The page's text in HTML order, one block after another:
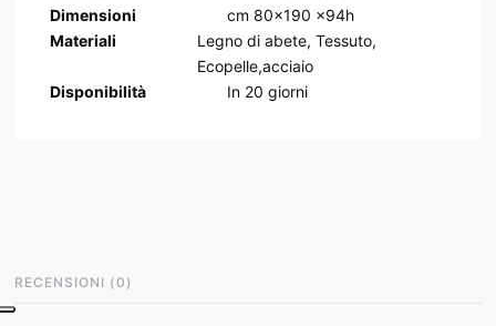
Dimensioni
cm 80x190 x94h
Materiali
Legno di abete, Tessuto,
Ecopelle,acciaio
Disponibilità
In 20 giorni
RECENSIONI (0 )